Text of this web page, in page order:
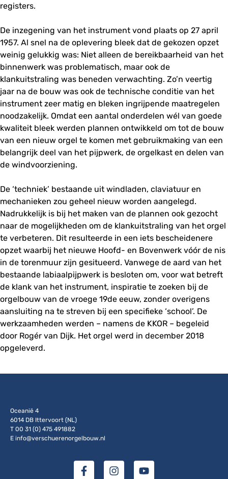
registers.
De inzegening van het instrument vond plaats op 27 april
1957. Al snel na de oplevering bleek dat de gekozen opzet
weinig gelukkig was: Niet alleen de bereikbaarheid van het
binnenwerk was problematisch, maar ook de
klankuitstraling was beneden verwachting. Zo’n veertig
jaar na de bouw was ook de technische conditie van het
instrument zeer matig en bleken ingrijpende maatregelen
noodzakelijk. Omdat een aantal onderdelen wél van goede
kwaliteit bleek werden plannen ontwikkeld om tot de bouw
van een nieuw orgel te komen met gebruikmaking van een
belangrijk deel van het pijpwerk, de orgelkast en delen van
de windvoorziening.
De ‘techniek’ bestaande uit windladen, claviatuur en
mechanieken zou geheel nieuw worden aangelegd.
Nadrukkelijk is bij het maken van de plannen ook gezocht
naar de mogelijkheden om de klankuitstraling van het orgel
te verbeteren. Dit resulteerde in een iets bescheidenere
opzet waarbij het nieuwe Hoofd- en Bovenwerk vóór de nis
in de torenmuur zijn gesitueerd. Vanwege de aard van het
bestaande labiaalpijpwerk is besloten om, voor wat betreft
de klank van het instrument, inspiratie te zoeken bij de
orgelbouw van de vroege 19de eeuw, zonder overigens
aansluiting na te streven bij een specifieke ‘school’. De
werkzaamheden werden – namens de KKOR – begeleid
door Rogér van Dijk. Het orgel werd in december 2018
opgeleverd.
Oceanië 4
6014 DB Ittervoort (NL)
T 00 31 (0) 475 491882
E info@verschuerenorgelbouw.nl